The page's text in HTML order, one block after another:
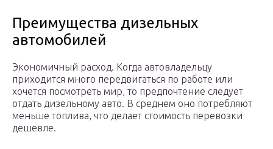
Преимущества дизельных
автомобилей
Экономичный расход. Когда автовладельцу
приходится много передвигаться по работе или
хочется посмотреть мир, то предпочтение следует
отдать дизельному авто. В среднем оно потребляют
меньше топлива, что делает стоимость перевозки
дешевле.